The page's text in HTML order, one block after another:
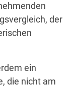
der
ein
die nicht am